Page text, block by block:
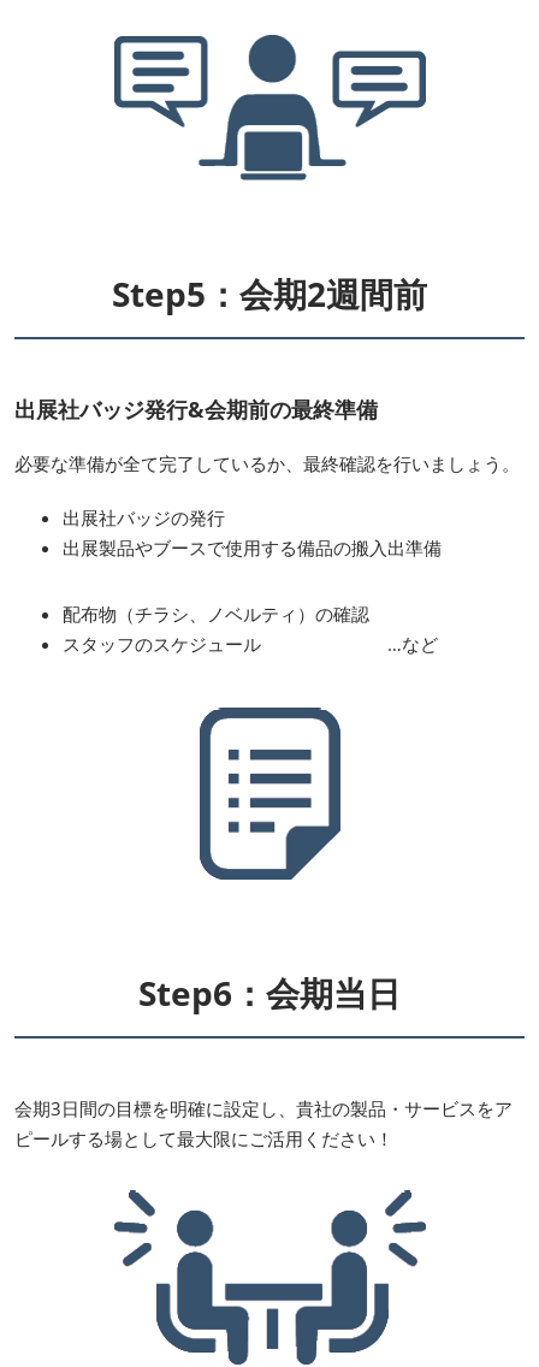
Step5：会期2週間前
出展社バッジ発行&会期前の最終準備
必要な準備が全て完了しているか、最終確認を行いましょう。
出展社バッジの発行
出展製品やブースで使用する備品の搬入出準備
配布物（チラシ、ノベルティ）の確認
スタッフのスケジュール …など
Step6：会期当日
会期3日間の目標を明確に設定し、貴社の製品・サービスをア
ピールする場として最大限にご活用ください！